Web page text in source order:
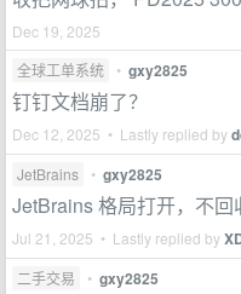
Dec 19, 2025
全球工单系统
• gxy2825
钉钉文档崩了？
Dec 12, 2025 • Lastly replied by
JetBrains • gxy2825
JetBrains 格局打开，不回
Jul 21, 2025 • Lastly replied by
二手交易 • gxy2825